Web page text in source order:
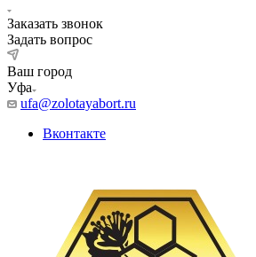
Заказать звонок
Задать вопрос
Ваш город
Уфа
ufa@zolotayabort.ru
Вконтакте